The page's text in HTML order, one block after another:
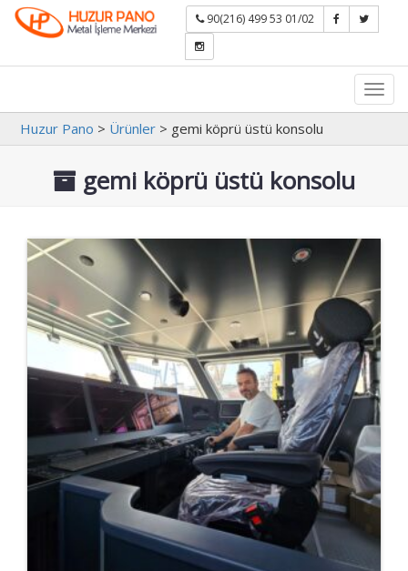
90(216) 499 53 01/02
Huzur Pano > Ürünler > gemi köprü üstü konsolu
gemi köprü üstü konsolu